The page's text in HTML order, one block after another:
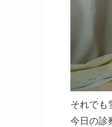
それでも
今日の診